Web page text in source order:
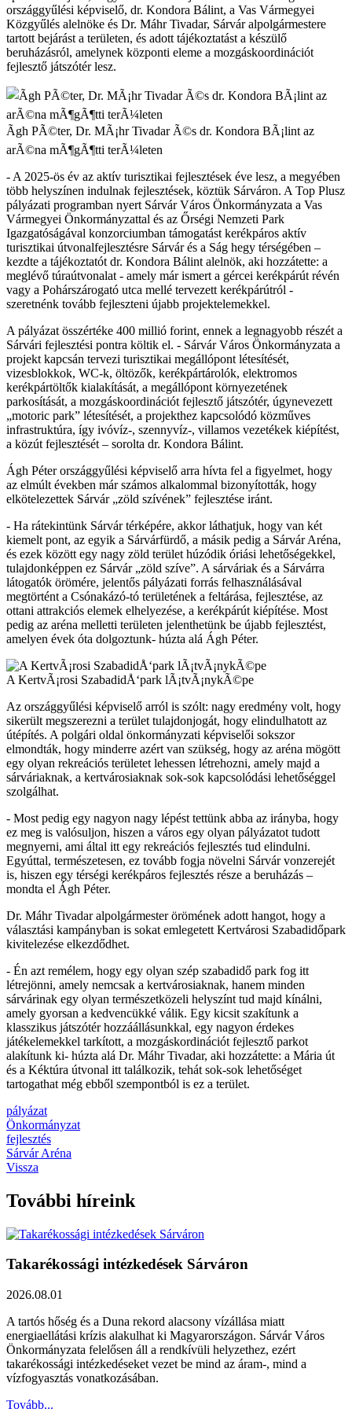
országgyűlési képviselő, dr. Kondora Bálint, a Vas Vármegyei
Közgyűlés alelnöke és Dr. Máhr Tivadar, Sárvár alpolgármestere
tartott bejárást a területen, és adott tájékoztatást a készülő
beruházásról, amelynek központi eleme a mozgáskoordinációt
fejlesztő játszótér lesz.
Ãgh PÃ©ter, Dr. MÃ¡hr Tivadar Ã©s dr. Kondora BÃ¡lint az
arÃ©na mÃ¶gÃ¶tti terÃ¼leten
- A 2025-ös év az aktív turisztikai fejlesztések éve lesz, a megyében
több helyszínen indulnak fejlesztések, köztük Sárváron. A Top Plusz
pályázati programban nyert Sárvár Város Önkormányzata a Vas
Vármegyei Önkormányzattal és az Őrségi Nemzeti Park
Igazgatóságával konzorciumban támogatást kerékpáros aktív
turisztikai útvonalfejlesztésre Sárvár és a Ság hegy térségében –
kezdte a tájékoztatót dr. Kondora Bálint alelnök, aki hozzátette: a
meglévő túraútvonalat - amely már ismert a gércei kerékpárút révén
vagy a Pohárszárogató utca mellé tervezett kerékpárútról -
szeretnénk tovább fejleszteni újabb projektelemekkel.
A pályázat összértéke 400 millió forint, ennek a legnagyobb részét a
Sárvári fejlesztési pontra költik el. - Sárvár Város Önkormányzata a
projekt kapcsán tervezi turisztikai megállópont létesítését,
vizesblokkok, WC-k, öltözők, kerékpártárolók, elektromos
kerékpártöltők kialakítását, a megállópont környezetének
parkosítását, a mozgáskoordinációt fejlesztő játszótér, úgynevezett
„motoric park” létesítését, a projekthez kapcsolódó közműves
infrastruktúra, így ivóvíz-, szennyvíz-, villamos vezetékek kiépítést,
a közút fejlesztését – sorolta dr. Kondora Bálint.
Ágh Péter országgyűlési képviselő arra hívta fel a figyelmet, hogy
az elmúlt években már számos alkalommal bizonyították, hogy
elkötelezettek Sárvár „zöld szívének” fejlesztése iránt.
- Ha rátekintünk Sárvár térképére, akkor láthatjuk, hogy van két
kiemelt pont, az egyik a Sárvárfürdő, a másik pedig a Sárvár Aréna,
és ezek között egy nagy zöld terület húzódik óriási lehetőségekkel,
tulajdonképpen ez Sárvár „zöld szíve”. A sárváriak és a Sárvárra
látogatók örömére, jelentős pályázati forrás felhasználásával
megtörtént a Csónakázó-tó területének a feltárása, fejlesztése, az
ottani attrakciós elemek elhelyezése, a kerékpárút kiépítése. Most
pedig az aréna melletti területen jelenthetünk be újabb fejlesztést,
amelyen évek óta dolgoztunk- húzta alá Ágh Péter.
A KertvÃ¡rosi SzabadidÅ‘park lÃ¡tvÃ¡nykÃ©pe
Az országgyűlési képviselő arról is szólt: nagy eredmény volt, hogy
sikerült megszerezni a terület tulajdonjogát, hogy elindulhatott az
útépítés. A polgári oldal önkormányzati képviselői sokszor
elmondták, hogy minderre azért van szükség, hogy az aréna mögött
egy olyan rekreációs területet lehessen létrehozni, amely majd a
sárváriaknak, a kertvárosiaknak sok-sok kapcsolódási lehetőséggel
szolgálhat.
- Most pedig egy nagyon nagy lépést tettünk abba az irányba, hogy
ez meg is valósuljon, hiszen a város egy olyan pályázatot tudott
megnyerni, ami által itt egy rekreációs fejlesztés tud elindulni.
Egyúttal, természetesen, ez tovább fogja növelni Sárvár vonzerejét
is, hiszen egy térségi kerékpáros fejlesztés része a beruházás –
mondta el Ágh Péter.
Dr. Máhr Tivadar alpolgármester örömének adott hangot, hogy a
választási kampányban is sokat emlegetett Kertvárosi Szabadidőpark
kivitelezése elkezdődhet.
- Én azt remélem, hogy egy olyan szép szabadidő park fog itt
létrejönni, amely nemcsak a kertvárosiaknak, hanem minden
sárvárinak egy olyan természetközeli helyszínt tud majd kínálni,
amely gyorsan a kedvencükké válik. Egy kicsit szakítunk a
klasszikus játszótér hozzáállásunkkal, egy nagyon érdekes
játékelemekkel tarkított, a mozgáskordinációt fejlesztő parkot
alakítunk ki- húzta alá Dr. Máhr Tivadar, aki hozzátette: a Mária út
és a Kéktúra útvonal itt találkozik, tehát sok-sok lehetőséget
tartogathat még ebből szempontból is ez a terület.
pályázat
Önkormányzat
fejlesztés
Sárvár Aréna
Vissza
További híreink
Takarékossági intézkedések Sárváron
2026.08.01
A tartós hőség és a Duna rekord alacsony vízállása miatt
energiaellátási krízis alakulhat ki Magyarországon. Sárvár Város
Önkormányzata felelősen áll a rendkívüli helyzethez, ezért
takarékossági intézkedéseket vezet be mind az áram-, mind a
vízfogyasztás vonatkozásában.
Tovább...